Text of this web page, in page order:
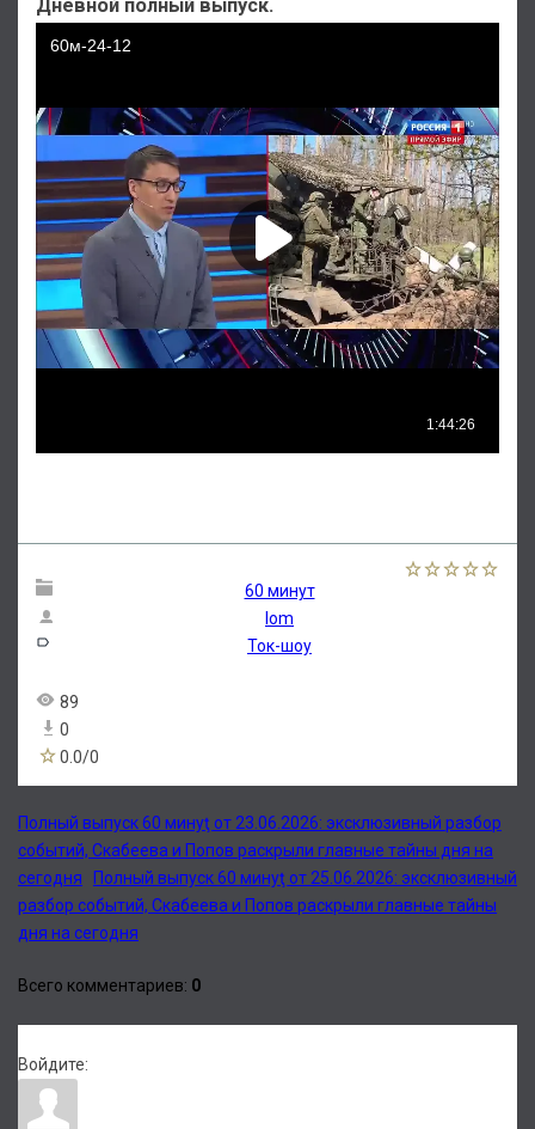
Дневной полный выпуск.
60 минут
lom
Ток-шоу
89
0
0.0/0
Полный выпуск 60 минуţ от 23.06.2026: эксклюзивный разбор
событий, Скабеева и Попов раскрыли главные тайны дня на
сегодня
Полный выпуск 60 минуţ от 25.06.2026: эксклюзивный
разбор событий, Скабеева и Попов раскрыли главные тайны
дня на сегодня
Всего комментариев: 0
Войдите: